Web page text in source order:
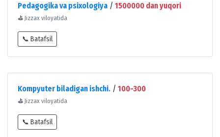
Pedagogika va psixologiya / 1500000 dan yuqori
⛳ Jizzax viloyatida
📞 Batafsil
Kompyuter biladigan ishchi. / 100-300
⛳ Jizzax viloyatida
📞 Batafsil